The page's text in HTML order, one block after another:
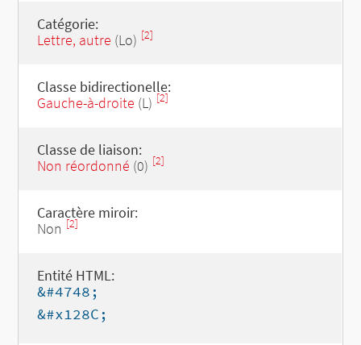
Catégorie:
Lettre, autre (Lo) [2]
Classe bidirectionelle:
Gauche-à-droite (L) [2]
Classe de liaison:
Non réordonné (0) [2]
Caractère miroir:
Non [2]
Entité HTML:
&#4748;
&#x128C;